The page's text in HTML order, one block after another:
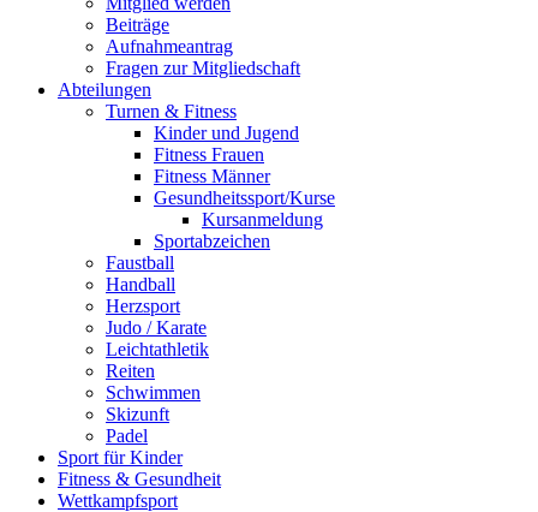
Beiträge
Aufnahmeantrag
Fragen zur Mitgliedschaft
Abteilungen
Turnen & Fitness
Kinder und Jugend
Fitness Frauen
Fitness Männer
Gesundheitssport/Kurse
Kursanmeldung
Sportabzeichen
Faustball
Handball
Herzsport
Judo / Karate
Leichtathletik
Reiten
Schwimmen
Skizunft
Padel
Sport für Kinder
Fitness & Gesundheit
Wettkampfsport